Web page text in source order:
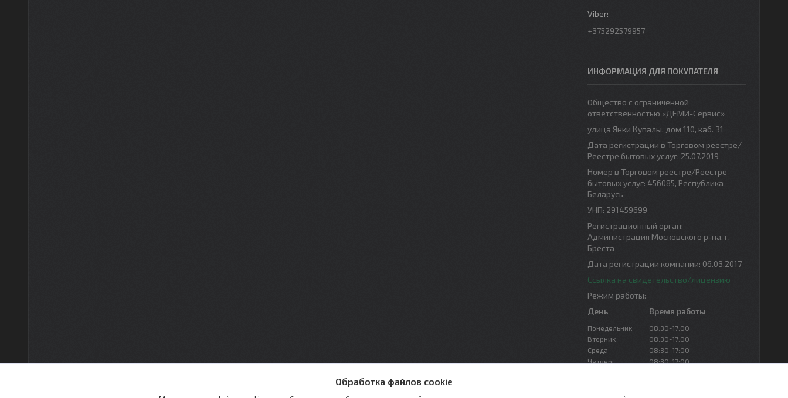
+375292579957
ИНФОРМАЦИЯ ДЛЯ ПОКУПАТЕЛЯ
Общество с ограниченной
ответственностью «ДЕМИ-Сервис»
улица Янки Купалы, дом 110, каб. 31
Дата регистрации в Торговом реестре/
Реестре бытовых услуг: 25.07.2019
Номер в Торговом реестре/Реестре
бытовых услуг: 456085, Республика
Беларусь
УНП: 291459699
Регистрационный орган:
Администрация Московского р-на, г.
Бреста
Дата регистрации компании: 06.03.2017
Ссылка на свидетельство/лицензию
Режим работы:
День
Время работы
Понедельник
08:30-17:00
Вторник
08:30-17:00
Среда
08:30-17:00
Четверг
08:30-17:00
Воскресенье
Обработка файлов cookie